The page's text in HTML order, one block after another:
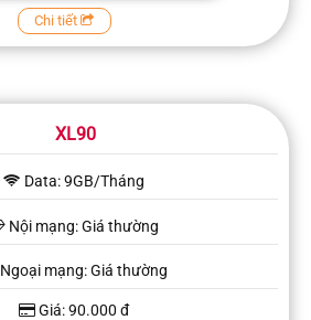
Chi tiết
XL90
Data: 9GB/Tháng
Nội mạng: Giá thường
Ngoại mạng: Giá thường
Giá: 90.000 đ